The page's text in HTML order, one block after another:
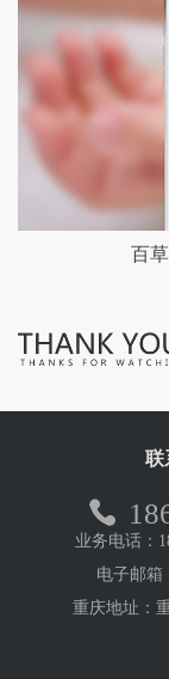
百
联
业务电话：
电子邮箱
重庆地址：